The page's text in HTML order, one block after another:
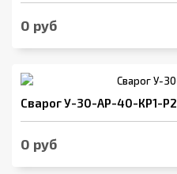
0 руб
Сварог У-30-АР-40-КР1-Р2
0 руб